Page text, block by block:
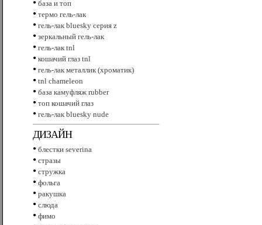
база и топ
• термо гель-лак
• гель-лак bluesky серия z
• зеркальный гель-лак
• гель-лак tnl
• кошачий глаз tnl
• гель-лак металлик (хроматик)
• tnl сhameleon
• база камуфляж rubber
• топ кошачий глаз
• гель-лак bluesky nude
ДИЗАЙН
• блестки severina
• стразы
• стружка
• фольга
• ракушка
• слюда
• фимо